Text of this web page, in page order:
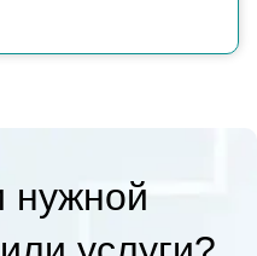
фибромы,
0,3 см. 1